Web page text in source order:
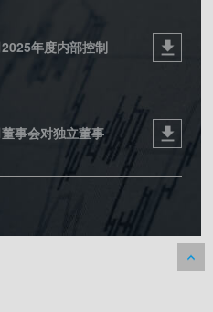
年度内部控制
事会对独立董事